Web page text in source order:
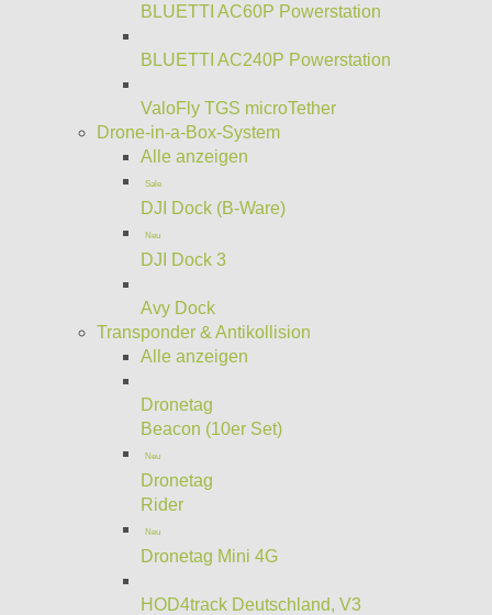
BLUETTI AC60P Powerstation
BLUETTI AC240P Powerstation
ValoFly TGS microTether
Drone-in-a-Box-System
Alle anzeigen
Sale
DJI Dock (B-Ware)
Neu
DJI Dock 3
Avy Dock
Transponder & Antikollision
Alle anzeigen
Dronetag
Beacon (10er Set)
Neu
Dronetag
Rider
Neu
Dronetag Mini 4G
HOD4track Deutschland, V3